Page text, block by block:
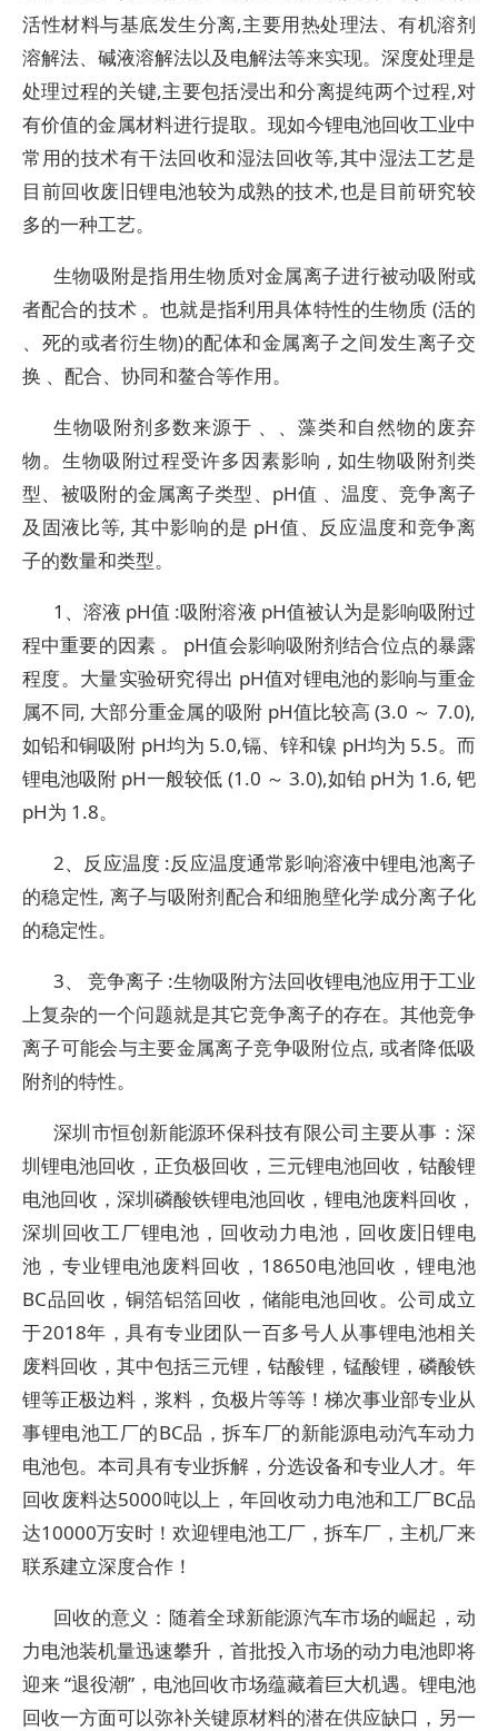
活性材料与基底发生分离,主要用热处理法、有机溶剂
溶解法、碱液溶解法以及电解法等来实现。深度处理是
处理过程的关键,主要包括浸出和分离提纯两个过程,对
有价值的金属材料进行提取。现如今锂电池回收工业中
常用的技术有干法回收和湿法回收等,其中湿法工艺是
目前回收废旧锂电池较为成熟的技术,也是目前研究较
多的一种工艺。
生物吸附是指用生物质对金属离子进行被动吸附或
者配合的技术 。也就是指利用具体特性的生物质 (活的
、死的或者衍生物)的配体和金属离子之间发生离子交
换 、配合、协同和鳌合等作用。
生物吸附剂多数来源于 、、藻类和自然物的废弃
物。生物吸附过程受许多因素影响 , 如生物吸附剂类
型、被吸附的金属离子类型、pH值 、温度、竞争离子
及固液比等, 其中影响的是 pH值、反应温度和竞争离
子的数量和类型。
1、溶液 pH值 :吸附溶液 pH值被认为是影响吸附过
程中重要的因素 。 pH值会影响吸附剂结合位点的暴露
程度。大量实验研究得出 pH值对锂电池的影响与重金
属不同, 大部分重金属的吸附 pH值比较高 (3.0 ～ 7.0),
如铅和铜吸附 pH均为 5.0,镉、锌和镍 pH均为 5.5。而
锂电池吸附 pH一般较低 (1.0 ～ 3.0),如铂 pH为 1.6, 钯
pH为 1.8。
2、反应温度 :反应温度通常影响溶液中锂电池离子
的稳定性, 离子与吸附剂配合和细胞壁化学成分离子化
的稳定性。
3、 竞争离子 :生物吸附方法回收锂电池应用于工业
上复杂的一个问题就是其它竞争离子的存在。其他竞争
离子可能会与主要金属离子竞争吸附位点, 或者降低吸
附剂的特性。
深圳市恒创新能源环保科技有限公司主要从事：深
圳锂电池回收，正负极回收，三元锂电池回收，钴酸锂
电池回收，深圳磷酸铁锂电池回收，锂电池废料回收，
深圳回收工厂锂电池，回收动力电池，回收废旧锂电
池，专业锂电池废料回收，18650电池回收，锂电池
BC品回收，铜箔铝箔回收，储能电池回收。公司成立
于2018年，具有专业团队一百多号人从事锂电池相关
废料回收，其中包括三元锂，钴酸锂，锰酸锂，磷酸铁
锂等正极边料，浆料，负极片等等！梯次事业部专业从
事锂电池工厂的BC品，拆车厂的新能源电动汽车动力
电池包。本司具有专业拆解，分选设备和专业人才。年
回收废料达5000吨以上，年回收动力电池和工厂BC品
达10000万安时！欢迎锂电池工厂，拆车厂，主机厂来
联系建立深度合作！
回收的意义：随着全球新能源汽车市场的崛起，动
力电池装机量迅速攀升，首批投入市场的动力电池即将
迎来 “退役潮”，电池回收市场蕴藏着巨大机遇。锂电池
回收一方面可以弥补关键原材料的潜在供应缺口，另一